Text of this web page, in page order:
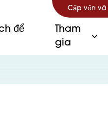
Cấp vốn
để
Tham
gia